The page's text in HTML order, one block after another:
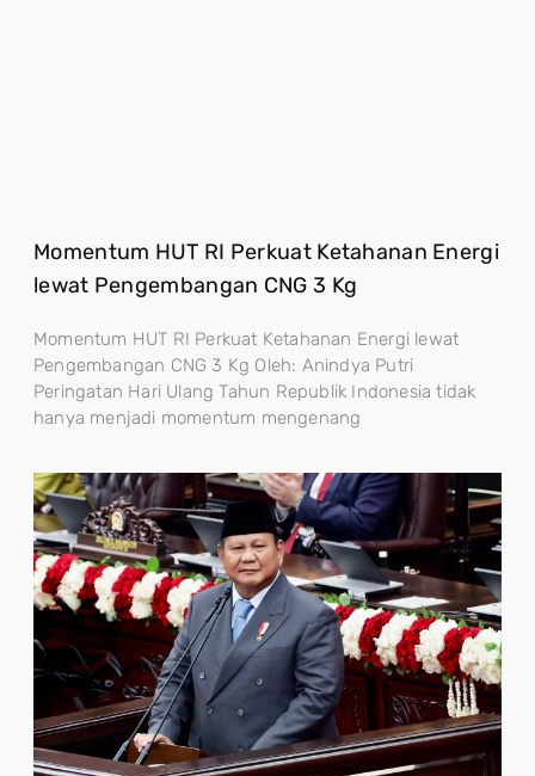
Momentum HUT RI Perkuat Ketahanan Energi
lewat Pengembangan CNG 3 Kg
Momentum HUT RI Perkuat Ketahanan Energi lewat
Pengembangan CNG 3 Kg Oleh: Anindya Putri
Peringatan Hari Ulang Tahun Republik Indonesia tidak
hanya menjadi momentum mengenang